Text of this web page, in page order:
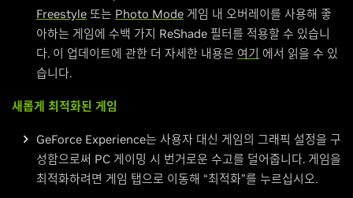
Freestyle 또는 Photo Mode 게임 내 오버레이를 사용해 좋
아하는 게임에 수백 가지 ReShade 필터를 적용할 수 있습니
다. 이 업데이트에 관한 더 자세한 내용은 여기 에서 읽을 수 있
습니다.
새롭게 최적화된 게임
GeForce Experience는 사용자 대신 게임의 그래픽 설정을 구
성함으로써 PC 게이밍 시 번거로운 수고를 덜어줍니다. 게임을
최적화하려면 게임 탭으로 이동해 “최적화”를 누르십시오.